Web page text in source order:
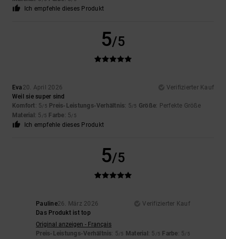
Ich empfehle dieses Produkt
5/5
Eva 20. April 2026
Verifizierter Kauf
Weil sie super sind
Komfort: 5/5 Preis-Leistungs-Verhältnis: 5/5 Größe: Perfekte Größe
Material : 5 /5 Farbe: 5/5
Ich empfehle dieses Produkt
5/5
Pauline26. März 2026
Verifizierter Kauf
Das Produkt ist top
Original anzeigen - Français
Preis-Leistungs-Verhältnis: 5/5 Material : 5 /5 Farbe: 5/5